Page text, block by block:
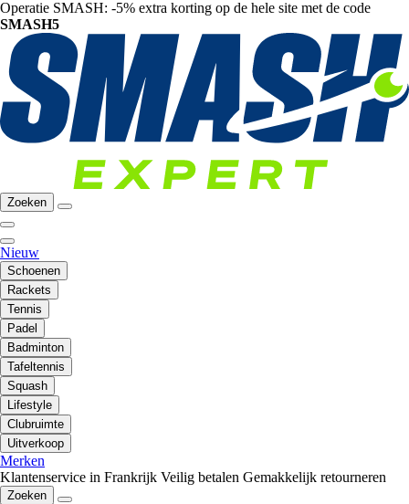
Operatie SMASH: -5% extra korting op de hele site met de code
SMASH5
Zoeken
Nieuw
Schoenen
Rackets
Tennis
Padel
Badminton
Tafeltennis
Squash
Lifestyle
Clubruimte
Uitverkoop
Merken
Klantenservice in Frankrijk Veilig betalen Gemakkelijk retourneren
Zoeken